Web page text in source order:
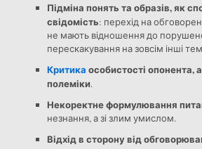
Підміна понять та образів, як
свідомість: перехід на
не мають відношення до
перескакування на зовсім інші
Критика особистості опонента,
полеміки.
Некоректне формулювання
незнання, а зі злим умислом.
Відхід в сторону від